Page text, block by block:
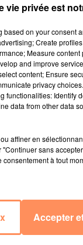
a évité une
de 22
le malaise du
il dans une
de 65 ans a
d’un ravin
partie
centaine
vie privée est
on your consent
Create
Measure
and improve
content; Ensure
privacy
functionalities: Identify
data from other data
affiner en
sans
à tout
Accepter